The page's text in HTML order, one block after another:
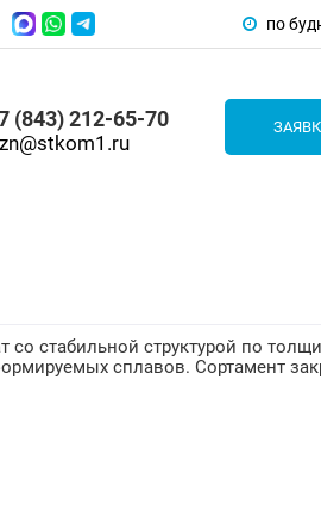
по
(843) 212-65-70
стабильной структурой по
сплавов. Сортамент